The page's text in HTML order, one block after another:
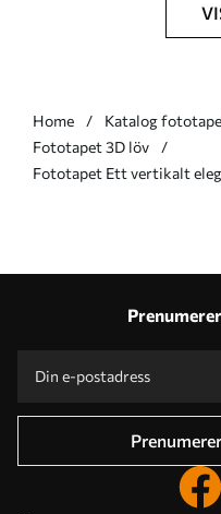
Home Katalog
Fototapet 3D löv
Fototapet Ett vertikalt elegant tryck av prickiga kransar på
en beige texturerad